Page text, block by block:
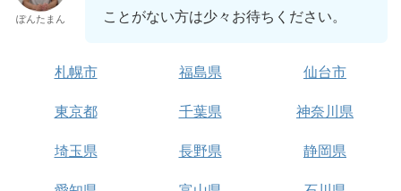
ぽんたまん
ことがない方は少々お待ちください。
札幌市 福島県 仙台市
東京都 千葉県 神奈川県
埼玉県 長野県 静岡県